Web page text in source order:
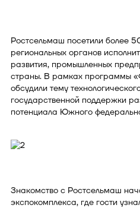
Ростсельмаш посетили более
региональных органов
развития, промышленных
страны. В рамках программы
обсудили тему
государственной поддержки
потенциала Южного
Знакомство с Ростсельмаш
экспокомплекса, где гости